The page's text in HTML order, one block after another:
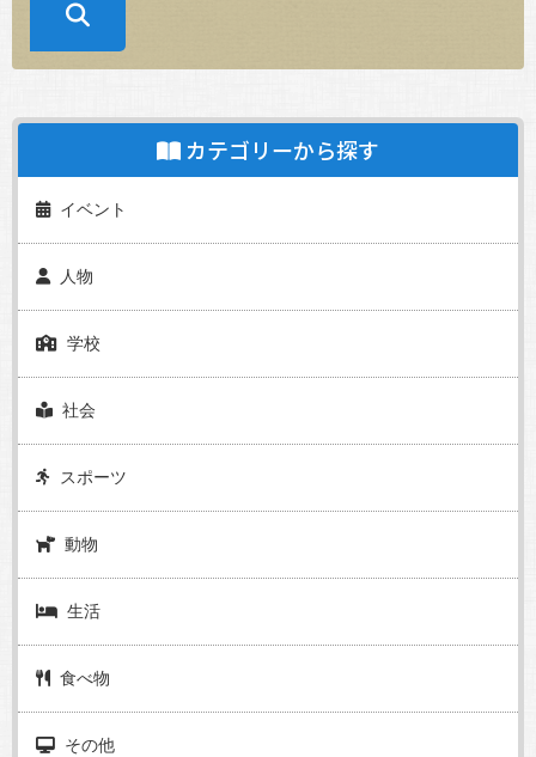
カテゴリーから探す
イベント
人物
学校
社会
スポーツ
動物
生活
食べ物
その他